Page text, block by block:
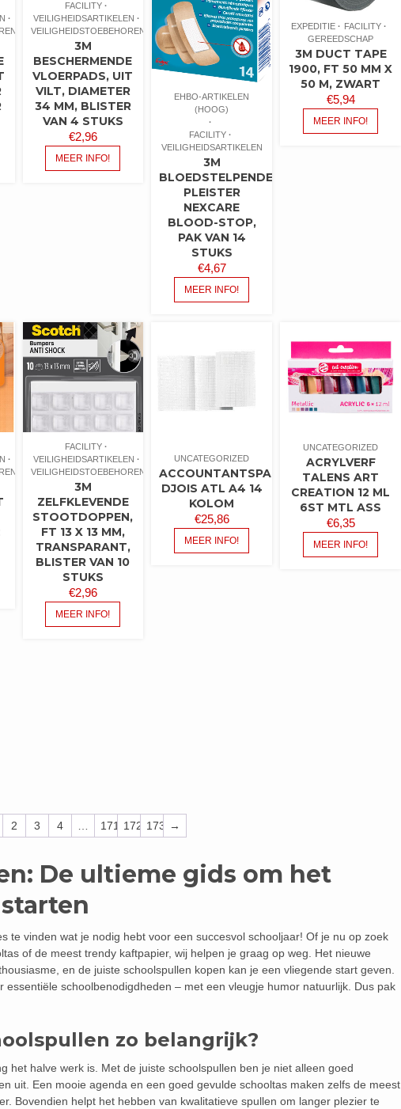
FACILITY
VEILIGHEIDSARTIKELEN
VEILIGHEIDSTOEBEHOREN
3M
BESCHERMENDE
VLOERPADS, UIT
VILT, DIAMETER
34 MM, BLISTER
VAN 4 STUKS
€2,96
MEER INFO!
EHBO-ARTIKELEN
(HOOG)
FACILITY
VEILIGHEIDSARTIKELEN
3M
BLOEDSTELPENDE
PLEISTER
NEXCARE
BLOOD-STOP,
PAK VAN 14
STUKS
€4,67
MEER INFO!
EXPEDITIE
FACILITY
GEREEDSCHAP
3M DUCT TAPE
1900, FT 50 MM X
50 M, ZWART
€5,94
MEER INFO!
FACILITY
VEILIGHEIDSARTIKELEN
VEILIGHEIDSTOEBEHOREN
3M
ZELFKLEVENDE
STOOTDOPPEN,
FT 13 X 13 MM,
TRANSPARANT,
BLISTER VAN 10
STUKS
€2,96
MEER INFO!
UNCATEGORIZED
ACCOUNTANTSPAPIER
DJOIS ATL A4 14
KOLOM
€25,86
MEER INFO!
UNCATEGORIZED
ACRYLVERF
TALENS ART
CREATION 12 ML
6ST MTL ASS
€6,35
MEER INFO!
2 3 4 … 171 172 173 →
De ultieme gids om het
te vinden wat je nodig hebt voor een succesvol schooljaar! Of je nu op zoek
of de meest trendy kaftpapier, wij helpen je graag op weg. Het nieuwe
en de juiste schoolspullen kopen kan je een vliegende start geven.
essentiële schoolbenodigdheden – met een vleugje humor natuurlijk. Dus pak
zo belangrijk?
het halve werk is. Met de juiste schoolspullen ben je niet alleen goed
uit. Een mooie agenda en een goed gevulde schooltas maken zelfs de meest
Bovendien helpt het hebben van kwalitatieve spullen om langer plezier te